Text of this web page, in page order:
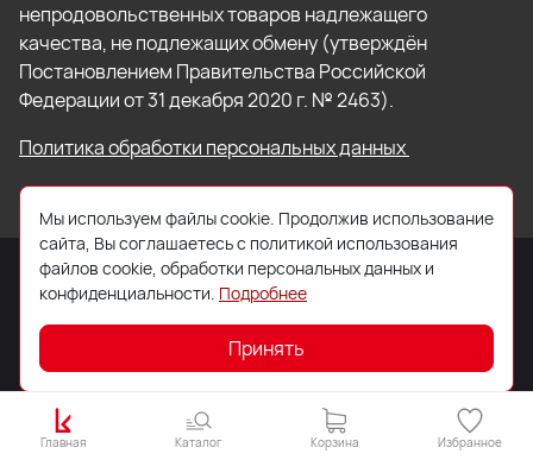
непродовольственных товаров надлежащего
качества, не подлежащих обмену (утверждён
Постановлением Правительства Российской
Федерации от 31 декабря 2020 г. № 2463).
Политика обработки персональных данных
© 2026 ООО «Торговый Дом «Кровля Профи»
Главная Каталог Корзина Избранное
Мы используем файлы cookie. Продолжив использование
сайта, Вы соглашаетесь с политикой использования
файлов cookie, обработки персональных данных и
конфиденциальности. Подробнее
Принять